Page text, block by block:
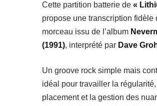
Cette partition batterie de «
propose une transcription fidèle
morceau issu de l’album
(1991), interprété par Dave
Un groove rock simple mais
idéal pour travailler la
placement et la gestion des